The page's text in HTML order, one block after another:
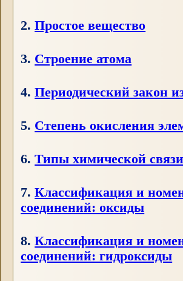
2.Простое вещество
3. Строение атома
4.Периодический закон
5. Степень окисления
6.Типы химической связи
7.Классификация и
соединений: оксиды
8.Классификация и
соединений: гидроксиды